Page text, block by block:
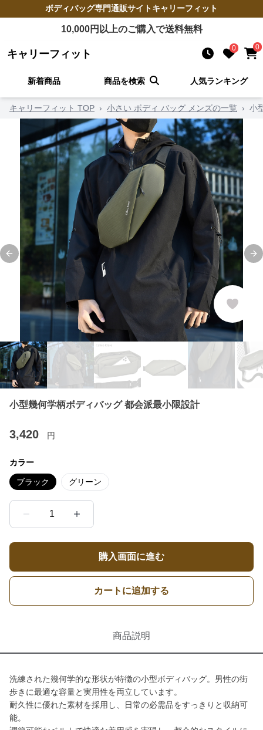
ボディバッグ専門通販サイトキャリーフィット
10,000円以上のご購入で送料無料
キャリーフィット 0 0
新着商品 商品を検索 人気ランキング
キャリーフィット TOP › 小さい ボディ バッグ メンズの一覧 › 小
Previous slide
小型幾何学柄ボディバッグ 都会派最小限設計
3,420 円
カラー
ブラック グリーン
1
購入画面に進む
カートに追加する
商品説明
洗練された幾何学的な形状が特徴の小型ボディバッグ。男性の街
歩きに最適な容量と実用性を両立しています。
耐久性に優れた素材を採用し、日常の必需品をすっきりと収納可
能。